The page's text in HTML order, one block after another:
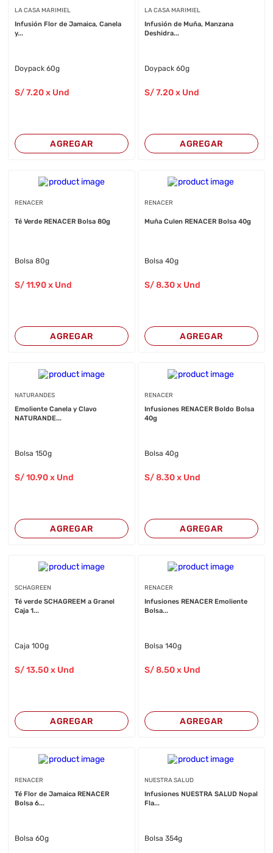
LA CASA MARIMIEL
Infusión Flor de Jamaica, Canela
y...
Doypack 60g
S/7.20 x Und
AGREGAR
LA CASA MARIMIEL
Infusión de Muña, Manzana
Deshidra...
Doypack 60g
S/7.20x Und
AGREGAR
RENACER
Té Verde RENACER Bolsa 80g
Bolsa 80g
S/11.90 x Und
AGREGAR
RENACER
Muña Culen RENACER Bolsa 40g
Bolsa 40g
S/8.30x Und
AGREGAR
NATURANDES
Emoliente Canela y Clavo
NATURANDE...
Bolsa 150g
S/10.90 x Und
AGREGAR
RENACER
Infusiones RENACER Boldo Bolsa
40g
Bolsa 40g
S/8.30x Und
AGREGAR
SCHAGREEN
Té verde SCHAGREEM a Granel
Caja 1...
Caja 100g
S/13.50 x Und
AGREGAR
RENACER
Infusiones RENACER Emoliente
Bolsa...
Bolsa 140g
S/8.50x Und
AGREGAR
RENACER
Té Flor de Jamaica RENACER
Bolsa 6...
Bolsa 60g
NUESTRA SALUD
Infusiones NUESTRA SALUD Nopal
Fla...
Bolsa 354g